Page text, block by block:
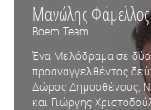
Μανώλης
Boem Team
Ένα Μελόδραμα σε δύο
προαναγγελθέντος
Δώρος Δημοσθένους,
και Γιώργης